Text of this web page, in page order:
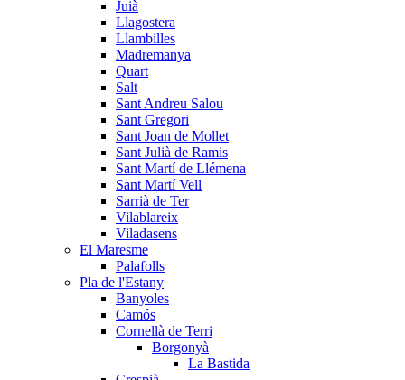
Juià
Llagostera
Llambilles
Madremanya
Quart
Salt
Sant Andreu Salou
Sant Gregori
Sant Joan de Mollet
Sant Julià de Ramis
Sant Martí de Llémena
Sant Martí Vell
Sarrià de Ter
Vilablareix
Viladasens
El Maresme
Palafolls
Pla de l'Estany
Banyoles
Camós
Cornellà de Terri
Borgonyà
La Bastida